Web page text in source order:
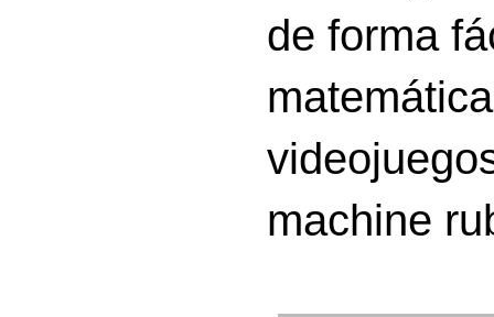
de forma
machine